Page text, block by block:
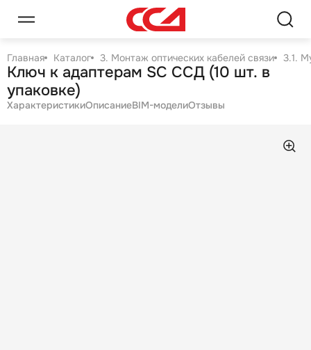
Главная Каталог 3. Монтаж оптических кабелей связи 3.1.
Ключ к адаптерам SC ССД (10 шт. в
упаковке)
ХарактеристикиОписаниеBIM-моделиОтзывы